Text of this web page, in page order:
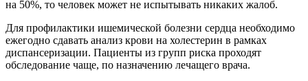
на 50%, то человек может не испытывать никаких жалоб.
Для профилактики ишемической болезни сердца необходимо
ежегодно сдавать анализ крови на холестерин в рамках
диспансеризации. Пациенты из групп риска проходят
обследование чаще, по назначению лечащего врача.